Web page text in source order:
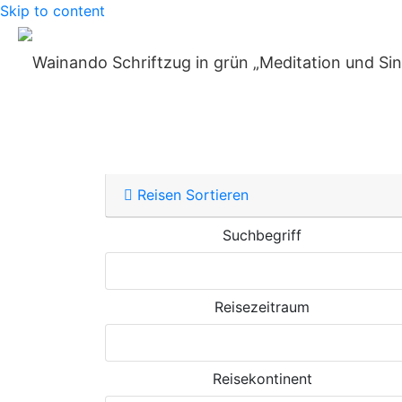
Skip to content
Home»Reisen 2021
du ganz für dich bist. Aber vielleicht
Reisen Sortieren
Suchbegriff
Reisezeitraum
Reisekontinent